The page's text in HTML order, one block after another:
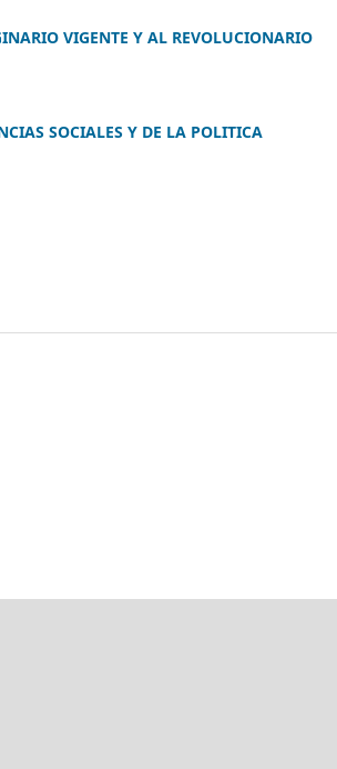
VIGENTE Y AL REVOLUCIONARIO
SOCIALES Y DE LA POLITICA